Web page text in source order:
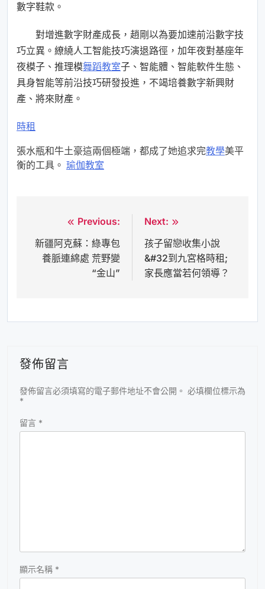
數字鞋款。
對增進數字財產成長，趙剛以為要加速前沿數字技
巧立異。繚繞人工智能技巧演退路徑，加年夜對基座年
夜模子、推理模舞蹈教室子、智能體、智能軟件生態、
具身智能等前沿技巧研發投進，不竭培養數字新興財
產、將來財產。
時租
張水瓶和牛土豪這兩個極端，都成了她追求完教學美平
衡的工具。 瑜伽教室
章
Previous:
新疆阿克蘇：綠專包
養脈連綿處 荒野變
“金山”
Next:
孩子留戀收集小說
&#32到九宮格時租;
家長應當若何領導？
發佈留言
發佈留言必須填寫的電子郵件地址不會公開。 必填欄位標示為
*
留言 *
顯示名稱 *